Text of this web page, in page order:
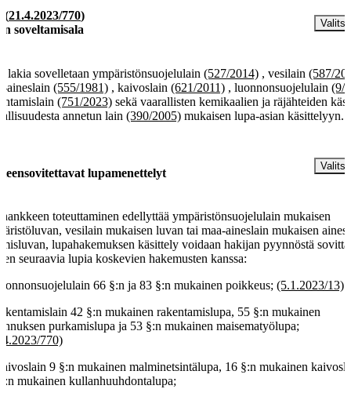
(21.4.2023/770)
soveltamisala
lakia sovelletaan ympäristönsuojelulain (527/2014) , vesilain (587/
aineslain (555/1981) , kaivoslain (621/2011) , luonnonsuojelulain (9/
(751/2023) sekä vaarallisten kemikaalien ja räjähteiden
annetun lain (390/2005) mukaisen lupa-asian käsittelyyn.
lupamenettelyt
hankkeen toteuttaminen edellyttää ympäristönsuojelulain mukaisen
vesilain mukaisen luvan tai maa-aineslain mukaisen
lupahakemuksen käsittely voidaan hakijan pyynnöstä
seuraavia lupia koskevien hakemusten kanssa:
66 §:n ja 83 §:n mukainen poikkeus; (5.1.2023/13)
42 §:n mukainen rakentamislupa, 55 §:n mukainen
purkamislupa ja 53 §:n mukainen maisematyölupa;
770)
9 §:n mukainen malminetsintälupa, 16 §:n mukainen
mukainen kullanhuuhdontalupa;